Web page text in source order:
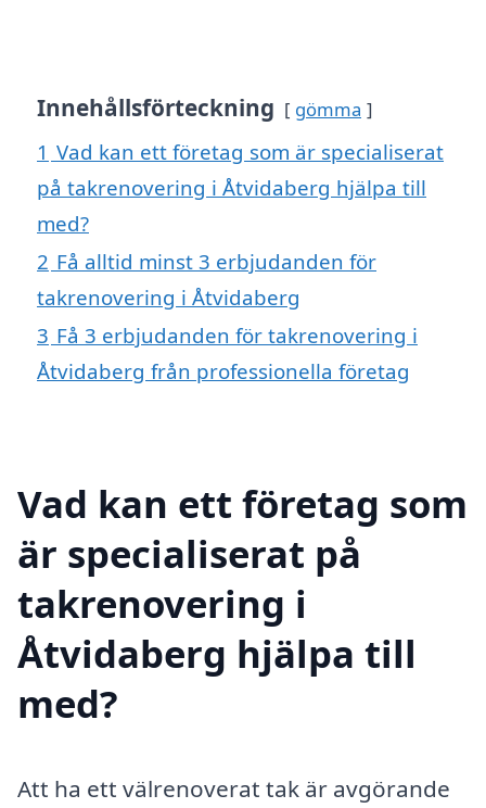
Innehållsförteckning gömma
1 Vad kan ett företag som är specialiserat
på takrenovering i Åtvidaberg hjälpa till
med?
2 Få alltid minst 3 erbjudanden för
takrenovering i Åtvidaberg
3 Få 3 erbjudanden för takrenovering i
Åtvidaberg från professionella företag
Vad kan ett företag som
är specialiserat på
takrenovering i
Åtvidaberg hjälpa till
med?
Att ha ett välrenoverat tak är avgörande